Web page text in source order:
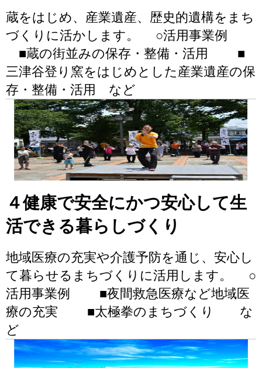
蔵をはじめ、産業遺産、歴史的遺構をまち
づくりに活かします。 ○活用事業例
■蔵の街並みの保存・整備・活用 ■
三津谷登り窯をはじめとした産業遺産の保
存・整備・活用 など
４健康で安全にかつ安心して生
活できる暮らしづくり
地域医療の充実や介護予防を通じ、安心し
て暮らせるまちづくりに活用します。 ○
活用事業例 ■夜間救急医療など地域医
療の充実 ■太極拳のまちづくり な
ど